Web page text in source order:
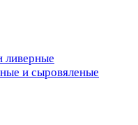
ливерные
и сыровяленые